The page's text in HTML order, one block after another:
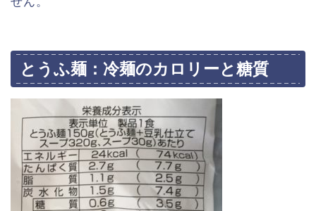
とうふ麺：冷麺のカロリーと糖質